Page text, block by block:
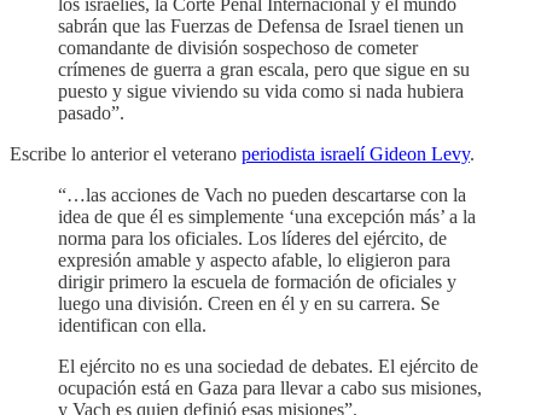
sabrán que las Fuerzas de Defensa de Israel tienen un
comandante de división sospechoso de cometer
crímenes de guerra a gran escala, pero que sigue en su
puesto y sigue viviendo su vida como si nada hubiera
pasado”.
Escribe lo anterior el veterano periodista israelí Gideon Levy.
“…las acciones de Vach no pueden descartarse con la
idea de que él es simplemente ‘una excepción más’ a la
norma para los oficiales. Los líderes del ejército, de
expresión amable y aspecto afable, lo eligieron para
dirigir primero la escuela de formación de oficiales y
luego una división. Creen en él y en su carrera. Se
identifican con ella.
El ejército no es una sociedad de debates. El ejército de
ocupación está en Gaza para llevar a cabo sus misiones,
y Vach es quien definió esas misiones”.